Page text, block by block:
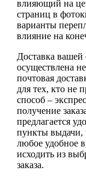
влияющий на
страниц в
варианты
влияние на
Доставка
осуществлена
почтовая
для тех, кто не
способ –
получение
предлагается
пункты выдачи,
любое удобное
исходить из
заказа.